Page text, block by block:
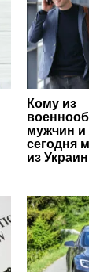
Кому из
мужчин
сегодня
из